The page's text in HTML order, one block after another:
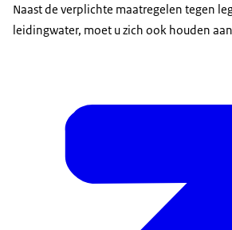
Naast de verplichte maatregelen tegen
leidingwater, moet u zich ook houden